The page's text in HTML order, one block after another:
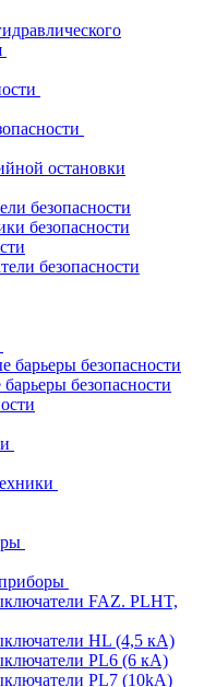
остановки
безопасности
безопасности
безопасности
барьеры безопасности
безопасности
FAZ. PLHT,
HL (4,5 кА)
PL6 (6 кА)
PL7 (10kA)